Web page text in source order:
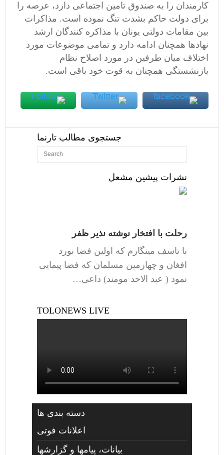
کارمندان را به صندوق تامین اجتماعی دارد، عرصه را
برای دولت حاکم بشدت تنگ نموده است. مذاکرات
بین مقامات دولتی یونان با مذاکره کنندگان ارشد
نهادها همچنان ادامه دارد و تمامی موضوعات مورد
اختلاف میان طرفین در مورد اصلاح نظام
بازنشستگی همچنان به قوت خود باقی است.
جستجوی مطالب تارنما
نشرات پیشین مشعل
رحلت با افتخار نوشته نذیر ظفر
با تاسف مینگارم که اولین فضا نورد
افغان و چهارمین مسلمان که فضا پیمایی
نمود ( عبد الاحد مومند) داعی…
TOLONEWS LIVE
دسته بندی ها
اعلانات فوتی
بیانات، پیامها و گزارشها